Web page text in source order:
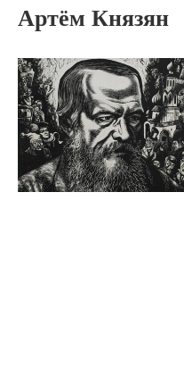
Артём Князян